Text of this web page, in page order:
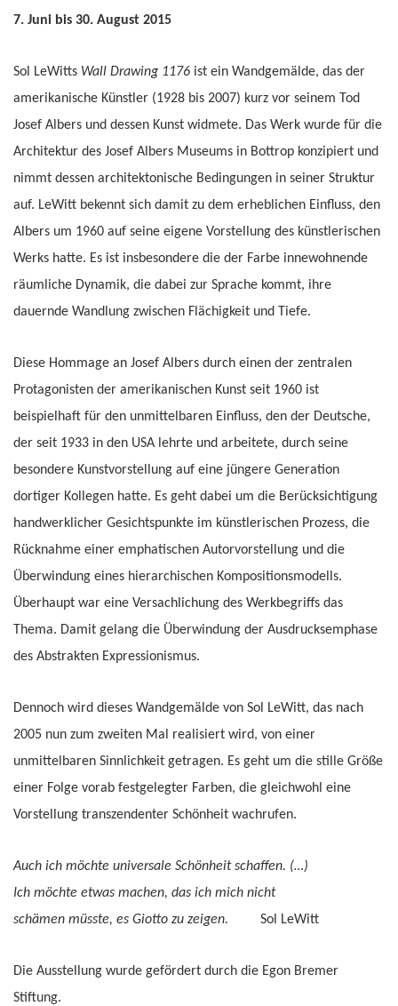
7. Juni bis 30. August 2015
Sol LeWitts Wall Drawing 1176 ist ein Wandgemälde, das der
amerikanische Künstler (1928 bis 2007) kurz vor seinem Tod
Josef Albers und dessen Kunst widmete. Das Werk wurde für die
Architektur des Josef Albers Museums in Bottrop konzipiert und
nimmt dessen architektonische Bedingungen in seiner Struktur
auf. LeWitt bekennt sich damit zu dem erheblichen Einfluss, den
Albers um 1960 auf seine eigene Vorstellung des künstlerischen
Werks hatte. Es ist insbesondere die der Farbe innewohnende
räumliche Dynamik, die dabei zur Sprache kommt, ihre
dauernde Wandlung zwischen Flächigkeit und Tiefe.
Diese Hommage an Josef Albers durch einen der zentralen
Protagonisten der amerikanischen Kunst seit 1960 ist
beispielhaft für den unmittelbaren Einfluss, den der Deutsche,
der seit 1933 in den USA lehrte und arbeitete, durch seine
besondere Kunstvorstellung auf eine jüngere Generation
dortiger Kollegen hatte. Es geht dabei um die Berücksichtigung
handwerklicher Gesichtspunkte im künstlerischen Prozess, die
Rücknahme einer emphatischen Autorvorstellung und die
Überwindung eines hierarchischen Kompositionsmodells.
Überhaupt war eine Versachlichung des Werkbegriffs das
Thema. Damit gelang die Überwindung der Ausdrucksemphase
des Abstrakten Expressionismus.
Dennoch wird dieses Wandgemälde von Sol LeWitt, das nach
2005 nun zum zweiten Mal realisiert wird, von einer
unmittelbaren Sinnlichkeit getragen. Es geht um die stille Größe
einer Folge vorab festgelegter Farben, die gleichwohl eine
Vorstellung transzendenter Schönheit wachrufen.
Auch ich möchte universale Schönheit schaffen. (…)
Ich möchte etwas machen, das ich mich nicht
schämen müsste, es Giotto zu zeigen. Sol LeWitt
Die Ausstellung wurde gefördert durch die Egon Bremer
Stiftung.